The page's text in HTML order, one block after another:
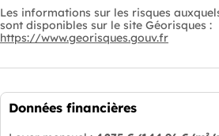
Les informations sur les risques
sont disponibles sur le site Géorisques :
https://www.georisques.gouv.fr
Données financières